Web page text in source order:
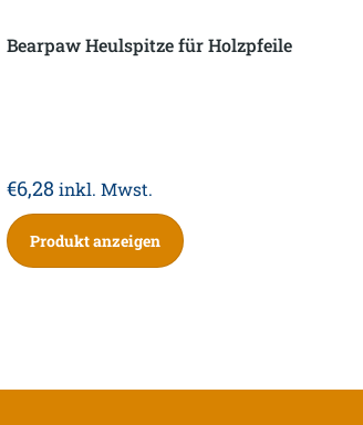
Bearpaw Heulspitze für Holzpfeile
€6,28 inkl. Mwst.
Produkt anzeigen